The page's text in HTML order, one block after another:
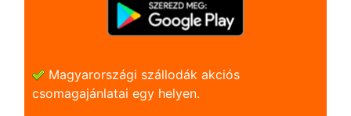
Magyarországi szállodák akciós
csomagajánlatai egy helyen.